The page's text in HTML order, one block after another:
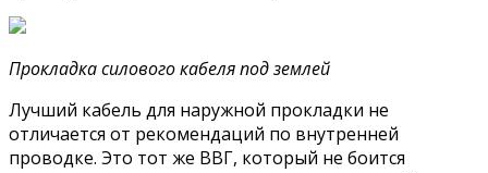
Прокладка силового кабеля под землей
Лучший кабель для наружной прокладки не
отличается от рекомендаций по внутренней
проводке. Это тот же ВВГ, который не боится